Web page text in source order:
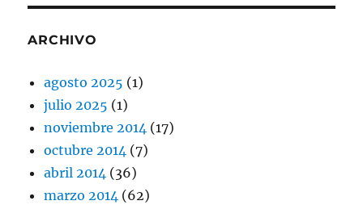
ARCHIVO
agosto 2025 (1)
julio 2025 (1)
noviembre 2014 (17)
octubre 2014 (7)
abril 2014 (36)
marzo 2014 (62)